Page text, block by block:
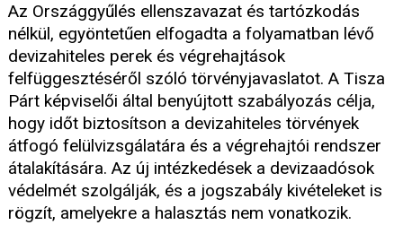
Az Országgyűlés ellenszavazat és tartózkodás
nélkül, egyöntetűen elfogadta a folyamatban lévő
devizahiteles perek és végrehajtások
felfüggesztéséről szóló törvényjavaslatot. A Tisza
Párt képviselői által benyújtott szabályozás célja,
hogy időt biztosítson a devizahiteles törvények
átfogó felülvizsgálatára és a végrehajtói rendszer
átalakítására. Az új intézkedések a devizaadósok
védelmét szolgálják, és a jogszabály kivételeket is
rögzít, amelyekre a halasztás nem vonatkozik.